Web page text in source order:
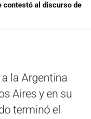
contestó al discurso de
la Argentina
Aires y en su
terminó el